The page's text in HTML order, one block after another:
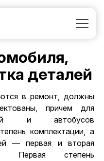
деталей
в ремонт, должны
причем для
и автобусов
комплектации, а
— первая и вторая
Первая степень